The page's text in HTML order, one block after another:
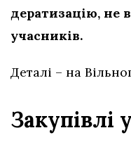
дератизацію, не
учасників.
Деталі – на
Закупівлі